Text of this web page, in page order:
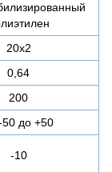
20х2
0,64
200
50 до +50
-10